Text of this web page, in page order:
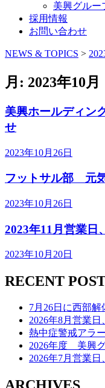
美興グルー
採用情報
お問い合わせ
コ
テ
ン
ツ
へ
ス
ッ
NEWS & TOPICS >
月: 2023年10月
美興ホールディ
せ
2023年10月26日
フットサル部 元
2023年10月26日
2023年11月営業日
2023年10月20日
RECENT
7月26日に西部
2026年8月営業
熱中症警戒アラ
2026年度 美興
2026年7月営業日